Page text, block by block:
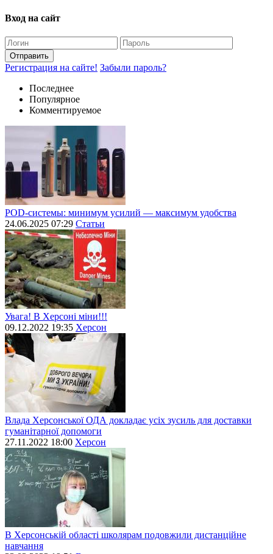
Вход на сайт
Отправить
Регистрация на сайте! Забыли пароль?
Последнее
Популярное
Комментируемое
POD-системы: минимум усилий — максимум удобства
24.06.2025 07:29 Статьи
Увага! В Херсоні міни!!!
09.12.2022 19:35 Херсон
Влада Херсонської ОДА докладає усіх зусиль для доставки
гуманітарної допомоги
27.11.2022 18:00 Херсон
В Херсонській області школярам подовжили дистанційне
навчання